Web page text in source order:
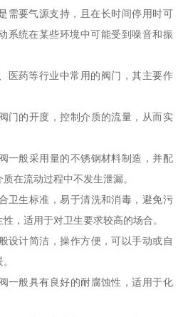
需要气源支持，且在长时间停用时可
系统在某些环境中可能受到噪音和振
医药等行业中常用的阀门，其主要作
门的开度，控制介质的流量，从而实
一般采用量的不锈钢材料制造，并配
在流动过程中不发生泄漏。
卫生标准，易于清洗和消毒，避免污
，适用于对卫生要求较高的场合。
设计简洁，操作方便，可以手动或自
一般具有良好的耐腐蚀性，适用于化